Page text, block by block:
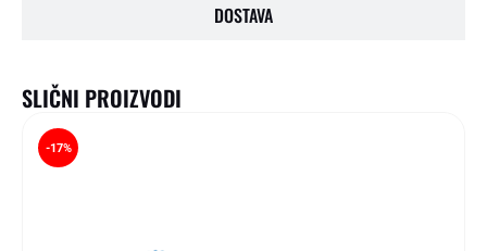
DOSTAVA
SLIČNI PROIZVODI
-17%